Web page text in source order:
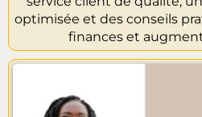
optimisée et des conseils
finances et